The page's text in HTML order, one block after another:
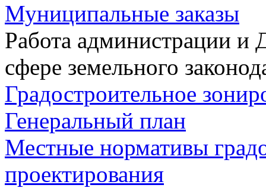
Муниципальные заказы
Работа администрации и
сфере земельного
Градостроительное
Генеральный план
Местные нормативы
проектирования